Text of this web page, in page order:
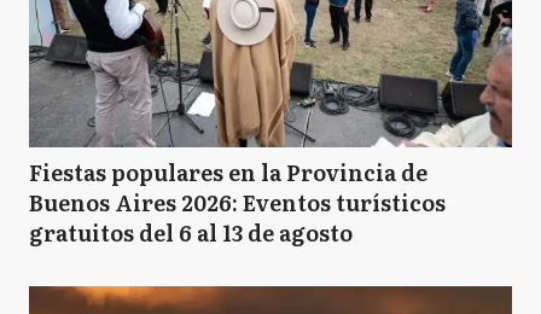
Fiestas populares en la Provincia de
Buenos Aires 2026: Eventos turísticos
gratuitos del 6 al 13 de agosto